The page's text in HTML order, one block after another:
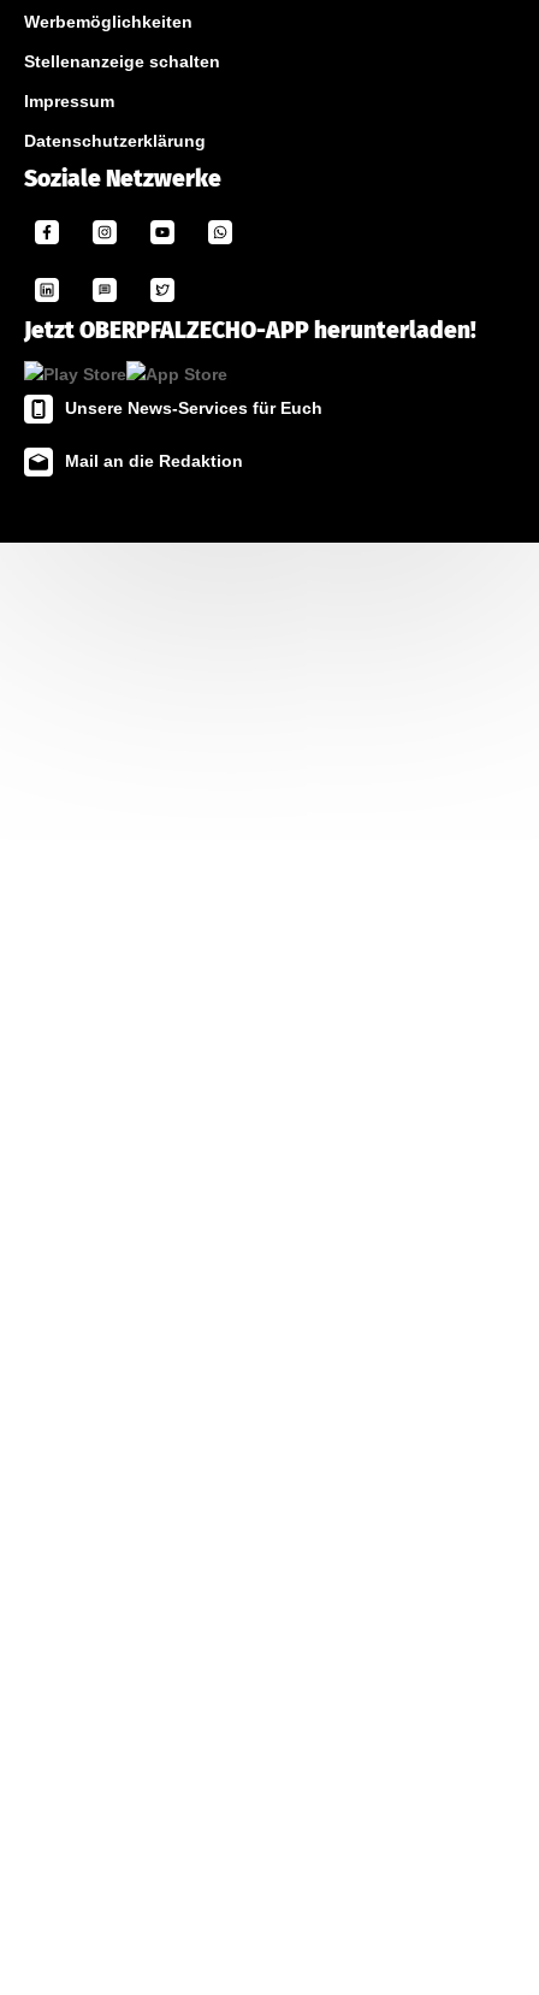
Werbemöglichkeiten
Stellenanzeige schalten
Impressum
Datenschutzerklärung
Soziale Netzwerke
Jetzt OBERPFALZECHO-APP herunterladen!
Unsere News-Services für Euch
Mail an die Redaktion